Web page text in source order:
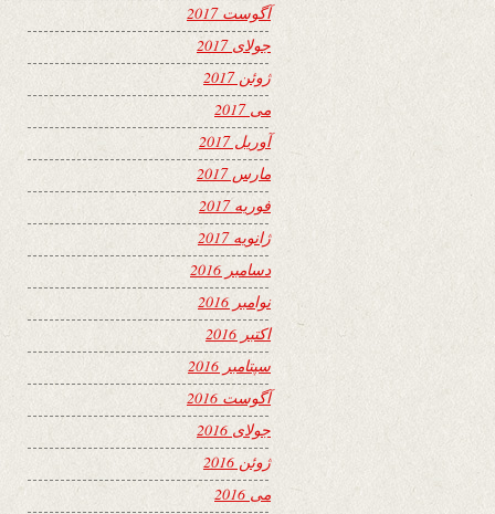
آگوست 2017
جولای 2017
ژوئن 2017
می 2017
آوریل 2017
مارس 2017
فوریه 2017
ژانویه 2017
دسامبر 2016
نوامبر 2016
اکتبر 2016
سپتامبر 2016
آگوست 2016
جولای 2016
ژوئن 2016
می 2016